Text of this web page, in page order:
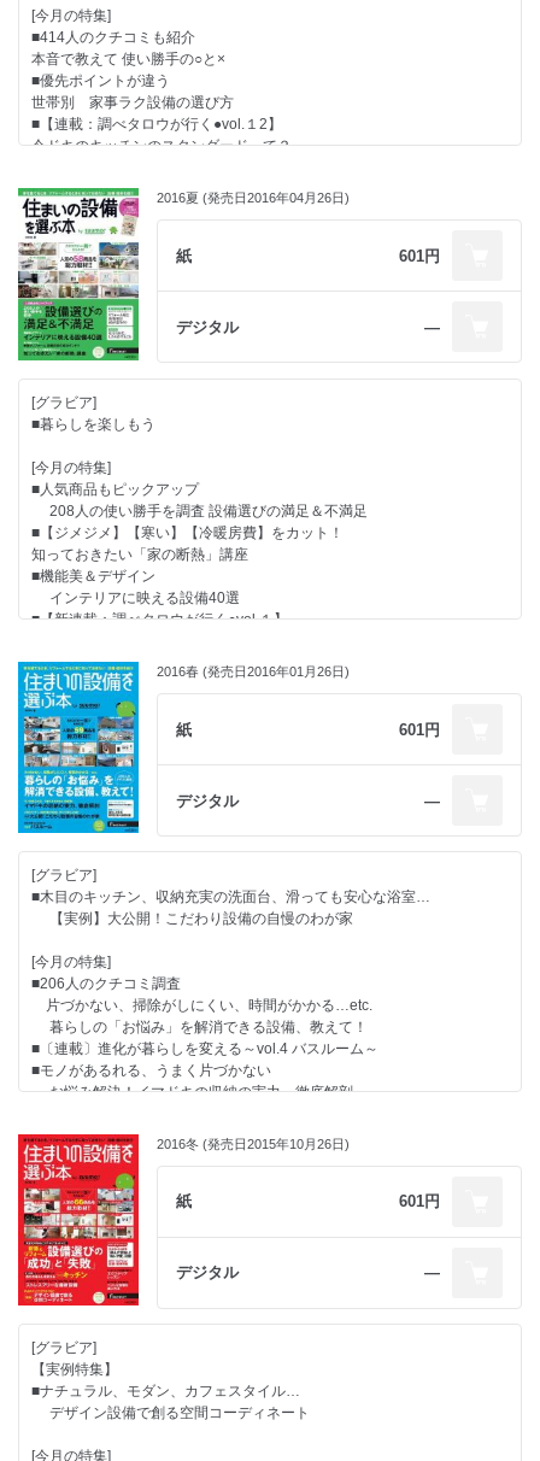
[今月の特集]
■414人のクチコミも紹介
本音で教えて 使い勝手の○と×
■優先ポイントが違う
世帯別 家事ラク設備の選び方
■【連載：調べタロウが行く●vol.１2】
今ドキのキッチンのスタンダードって？
■【連載：Pick Up】
キッチンの世界の兆しは？
メイド・イン・ジャパンの実力は？
■選ぶ順番がわかる
新築＆リフォーム 設備選びの成功ダンドリ
■ほしいものが見つかる、予算調整にも役立つ
必見！カタログ使いこなし術
●毎月光熱費・水道料金が断然オトクに！
「使い心地・住み心地がわかる実例特集」
2016夏 (発売日2016年04月26日)
紙 601円
デジタル ―
[グラビア]
■暮らしを楽しもう
[今月の特集]
■人気商品もピックアップ
208人の使い勝手を調査 設備選びの満足＆不満足
■【ジメジメ】【寒い】【冷暖房費】をカット！
知っておきたい「家の断熱」講座
■機能美＆デザイン
インテリアに映える設備40選
■【新連載：調べタロウが行く●vol.１】
■【新連載：Pick Up】
電力自由化、したら得すること
■カタログを使って
楽しく＆賢く設備を選ぼう
■選ぶ順番がわかる
新築＆リフォーム 設備決定の成功ダンドリ
■〔とじ込み付録〕
料理を楽しむ、会話がはずむ、「好き」を飾る…etc.
2016春 (発売日2016年01月26日)
紙 601円
デジタル ―
[グラビア]
■木目のキッチン、収納充実の洗面台、滑っても安心な浴室…
【実例】大公開！こだわり設備の自慢のわが家
[今月の特集]
■206人のクチコミ調査
片づかない、掃除がしにくい、時間がかかる…etc.
暮らしの「お悩み」を解消できる設備、教えて！
■〔連載〕進化が暮らしを変える～vol.4 バスルーム～
■モノがあるれる、うまく片づかない
お悩み解決！イマドキの収納の実力、徹底解剖
暮らしを彩る照明計画の基礎知識
■省エネって楽しい！おサイフにもやさしい！
設備でかなえるエコな暮らし
■設計前に知っておけば失敗しない
設備・建材選びのダンドリパーフェクトガイド
■先輩たちのクチコミ満載
失敗しないい設備選びの情報活用術
●毎月光熱費・水道料金が断然オトクに！
2016冬 (発売日2015年10月26日)
紙 601円
デジタル ―
[グラビア]
【実例特集】
■ナチュラル、モダン、カフェスタイル…
デザイン設備で創る空間コーディネート
[今月の特集]